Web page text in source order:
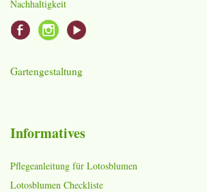
Nachhaltigkeit
Gartengestaltung
Informatives
Pflegeanleitung für Lotosblumen
Lotosblumen Checkliste